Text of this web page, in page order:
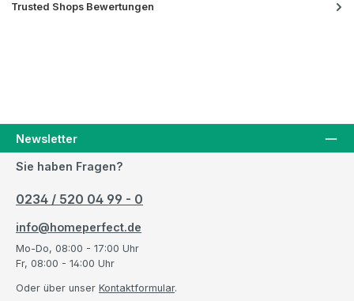
Trusted Shops Bewertungen
Newsletter
Sie haben Fragen?
0234 / 520 04 99 - 0
info@homeperfect.de
Mo-Do, 08:00 - 17:00 Uhr
Fr, 08:00 - 14:00 Uhr
Oder über unser Kontaktformular.